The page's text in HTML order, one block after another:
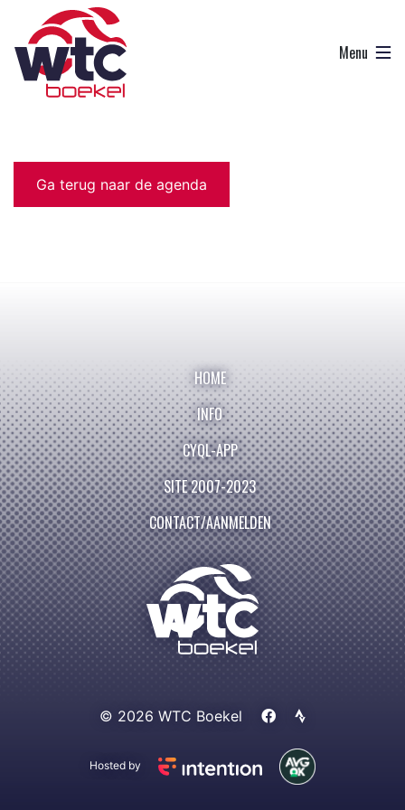
Ga terug naar de agenda
HOME
INFO
CYQL-APP
SITE 2007-2023
CONTACT/AANMELDEN
© 2026 WTC Boekel
Hosted by